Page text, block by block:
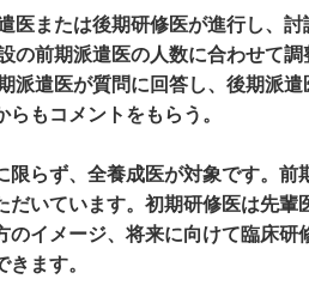
医または後期研修医が進行し、討
の前期派遣医の人数に合わせて調
派遣医が質問に回答し、後期派遣
らもコメントをもらう。
限らず、全養成医が対象です。
だいています。初期研修医は先
のイメージ、将来に向けて臨床研
ます。